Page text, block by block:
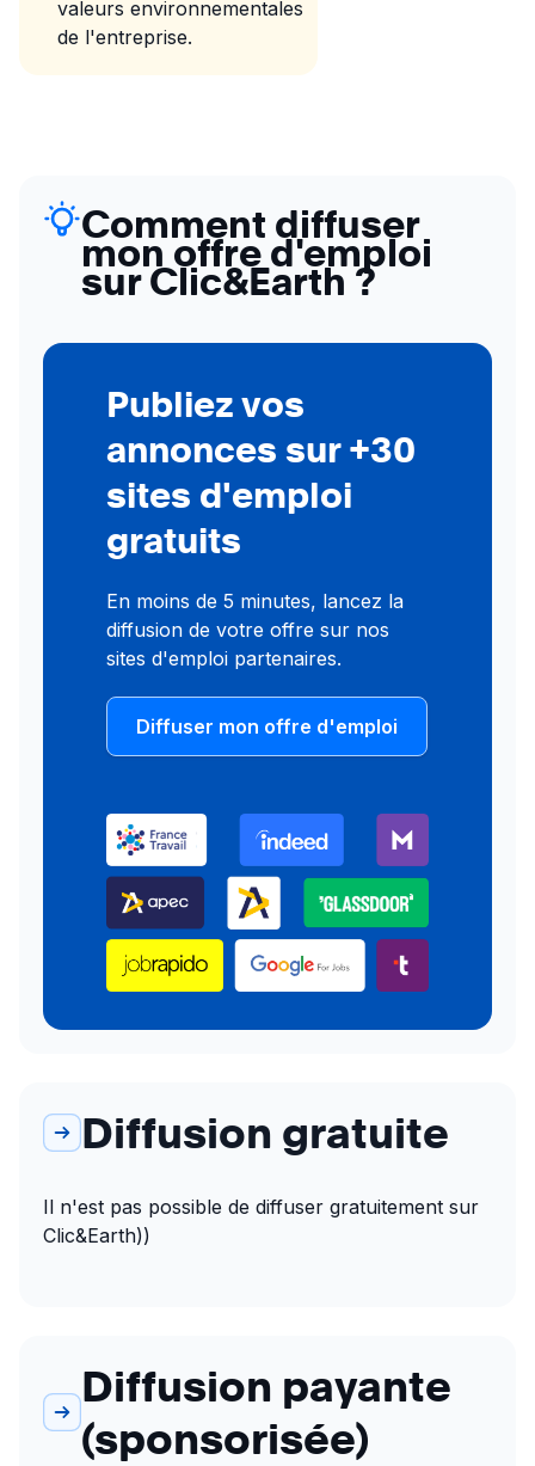
valeurs environnementales
de l'entreprise.
Comment diffuser
mon offre d'emploi
sur Clic&Earth ?
Publiez vos
annonces sur +30
sites d'emploi
gratuits
En moins de 5 minutes, lancez la
diffusion de votre offre sur nos
sites d'emploi partenaires.
Diffuser mon offre d'emploi
Diffusion gratuite
Il n'est pas possible de diffuser gratuitement sur
Clic&Earth))
Diffusion payante
(sponsorisée)